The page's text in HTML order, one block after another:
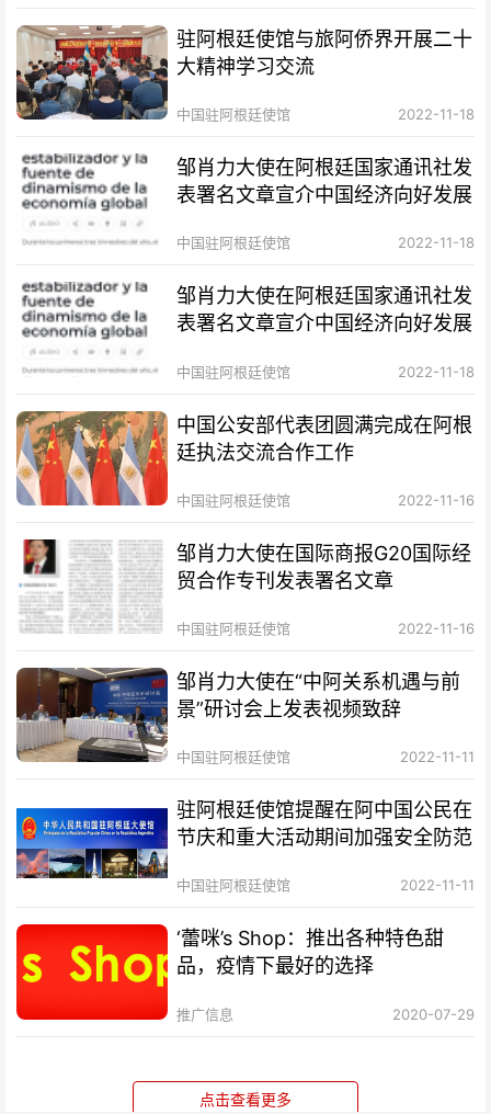
驻阿根廷使馆与旅阿侨界开展二十
大精神学习交流
中国驻阿根廷使馆 2022-11-18
邹肖力大使在阿根廷国家通讯社发
表署名文章宣介中国经济向好发展
中国驻阿根廷使馆 2022-11-18
邹肖力大使在阿根廷国家通讯社发
表署名文章宣介中国经济向好发展
中国驻阿根廷使馆 2022-11-18
中国公安部代表团圆满完成在阿根
廷执法交流合作工作
中国驻阿根廷使馆 2022-11-16
邹肖力大使在国际商报G20国际经
贸合作专刊发表署名文章
中国驻阿根廷使馆 2022-11-16
邹肖力大使在“中阿关系机遇与前
景”研讨会上发表视频致辞
中国驻阿根廷使馆 2022-11-11
驻阿根廷使馆提醒在阿中国公民在
节庆和重大活动期间加强安全防范
中国驻阿根廷使馆 2022-11-11
‘蕾咪’s Shop：推出各种特色甜
品，疫情下最好的选择
推广信息 2020-07-29
点击查看更多